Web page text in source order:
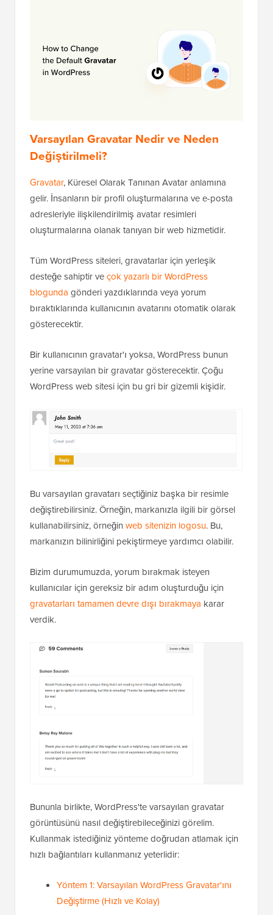
Varsayılan Gravatar Nedir ve Neden
Değiştirilmeli?
Gravatar, Küresel Olarak Tanınan Avatar anlamına
gelir. İnsanların bir profil oluşturmalarına ve e-posta
adresleriyle ilişkilendirilmiş avatar resimleri
oluşturmalarına olanak tanıyan bir web hizmetidir.
Tüm WordPress siteleri, gravatarlar için yerleşik
desteğe sahiptir veçok yazarlı bir WordPress
blogunda gönderi yazdıklarında veya yorum
bıraktıklarında kullanıcının avatarını otomatik olarak
gösterecektir.
Bir kullanıcının gravatar'ı yoksa, WordPress bunun
yerine varsayılan bir gravatar gösterecektir. Çoğu
WordPress web sitesi için bu gri bir gizemli kişidir.
Bu varsayılan gravatarı seçtiğiniz başka bir resimle
değiştirebilirsiniz. Örneğin, markanızla ilgili bir görsel
kullanabilirsiniz, örneğin web sitenizin logosu. Bu,
markanızın bilinirliğini pekiştirmeye yardımcı olabilir.
Bizim durumumuzda, yorum bırakmak isteyen
kullanıcılar için gereksiz bir adım oluşturduğu için
gravatarları tamamen devre dışı bırakmaya karar
verdik.
Bununla birlikte, WordPress'te varsayılan gravatar
görüntüsünü nasıl değiştirebileceğinizi görelim.
Kullanmak istediğiniz yönteme doğrudan atlamak için
hızlı bağlantıları kullanmanız yeterlidir:
Yöntem 1: Varsayılan WordPress Gravatar'ını
Değiştirme (Hızlı ve Kolay)